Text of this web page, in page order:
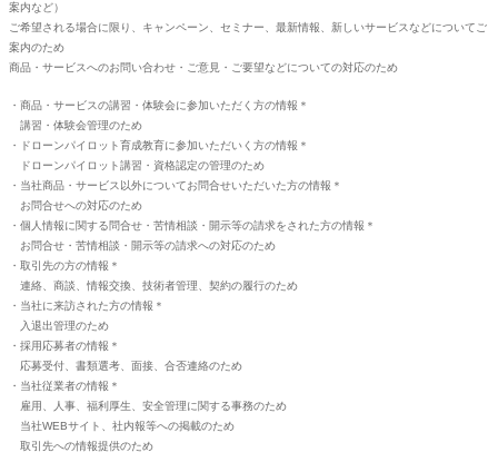
案内など）
ご希望される場合に限り、キャンペーン、セミナー、最新情報、新しいサービスなどについてご
案内のため
商品・サービスへのお問い合わせ・ご意見・ご要望などについての対応のため
・商品・サービスの講習・体験会に参加いただく方の情報＊
講習・体験会管理のため
・ドローンパイロット育成教育に参加いただいく方の情報＊
ドローンパイロット講習・資格認定の管理のため
・当社商品・サービス以外についてお問合せいただいた方の情報＊
お問合せへの対応のため
・個人情報に関する問合せ・苦情相談・開示等の請求をされた方の情報＊
お問合せ・苦情相談・開示等の請求への対応のため
・取引先の方の情報＊
連絡、商談、情報交換、技術者管理、契約の履行のため
・当社に来訪された方の情報＊
入退出管理のため
・採用応募者の情報＊
応募受付、書類選考、面接、合否連絡のため
・当社従業者の情報＊
雇用、人事、福利厚生、安全管理に関する事務のため
当社WEBサイト、社内報等への掲載のため
取引先への情報提供のため